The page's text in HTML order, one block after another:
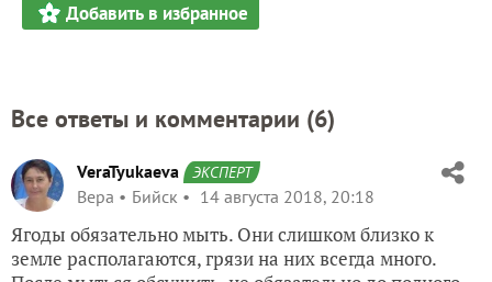
Добавить в избранное
Все ответы и комментарии (6)
VeraTyukaeva ЭКСПЕРТ
Вера Бийск 14 августа 2018, 20:18
Ягоды обязательно мыть. Они слишком близко к
земле располагаются, грязи на них всегда много.